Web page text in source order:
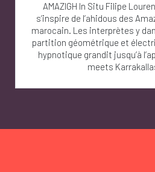
AMAZIGH In Situ Filipe
s’inspire de l’ahidous des
marocain. Les interprètes y
partition géométrique et
hypnotique grandit jusqu’à
meets